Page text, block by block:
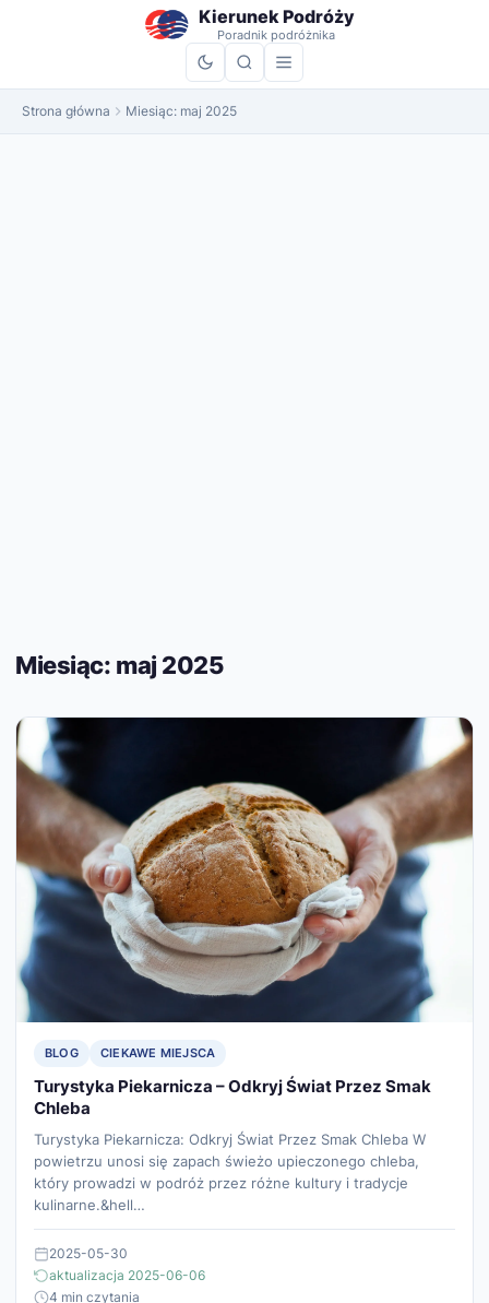
Kierunek Podróży
Poradnik podróżnika
Strona główna Miesiąc: maj 2025
Miesiąc: maj 2025
BLOG CIEKAWE MIEJSCA
Turystyka Piekarnicza – Odkryj Świat Przez Smak
Chleba
Turystyka Piekarnicza: Odkryj Świat Przez Smak Chleba W
powietrzu unosi się zapach świeżo upieczonego chleba,
który prowadzi w podróż przez różne kultury i tradycje
kulinarne.&hell…
2025-05-30
aktualizacja 2025-06-06
4 min czytania